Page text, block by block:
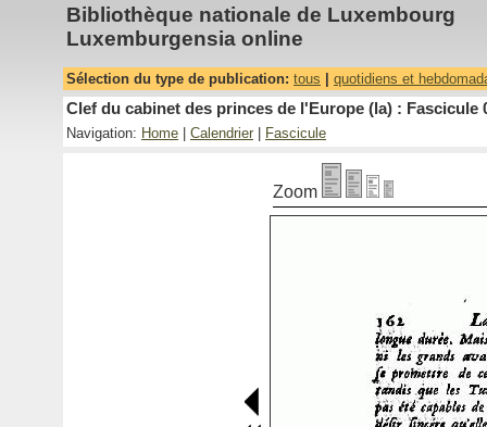
Bibliothèque nationale de Luxembourg
Luxemburgensia online
Sélection du type de publication: tous quotidiens et
Clef du cabinet des princes de l'Europe (la) : Fascicule
Navigation: Home Calendrier Fascicule
Zoom